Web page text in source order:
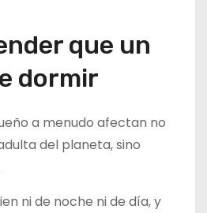
que un
dormir
a menudo afectan no
del planeta, sino
ni de noche ni de día, y